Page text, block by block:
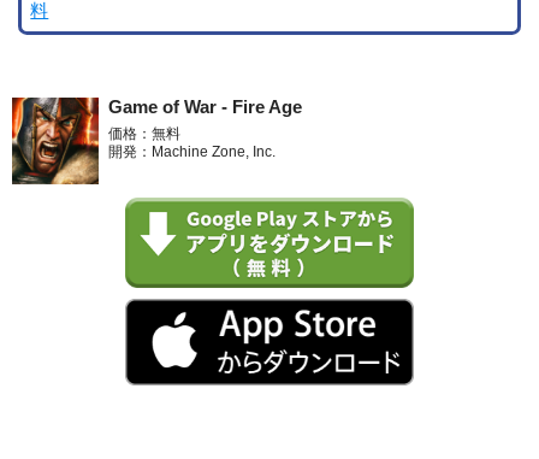
料
Game of War - Fire Age
価格：無料
開発：Machine Zone, Inc.